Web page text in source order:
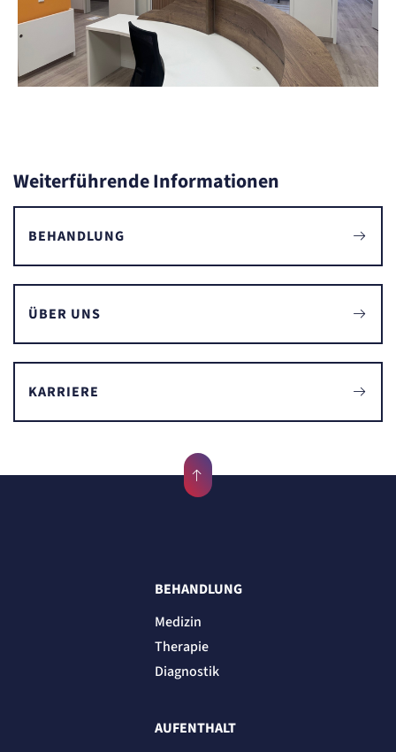
Weiterführende Informationen
BEHANDLUNG
ÜBER UNS
KARRIERE
BEHANDLUNG
Medizin
Therapie
Diagnostik
AUFENTHALT